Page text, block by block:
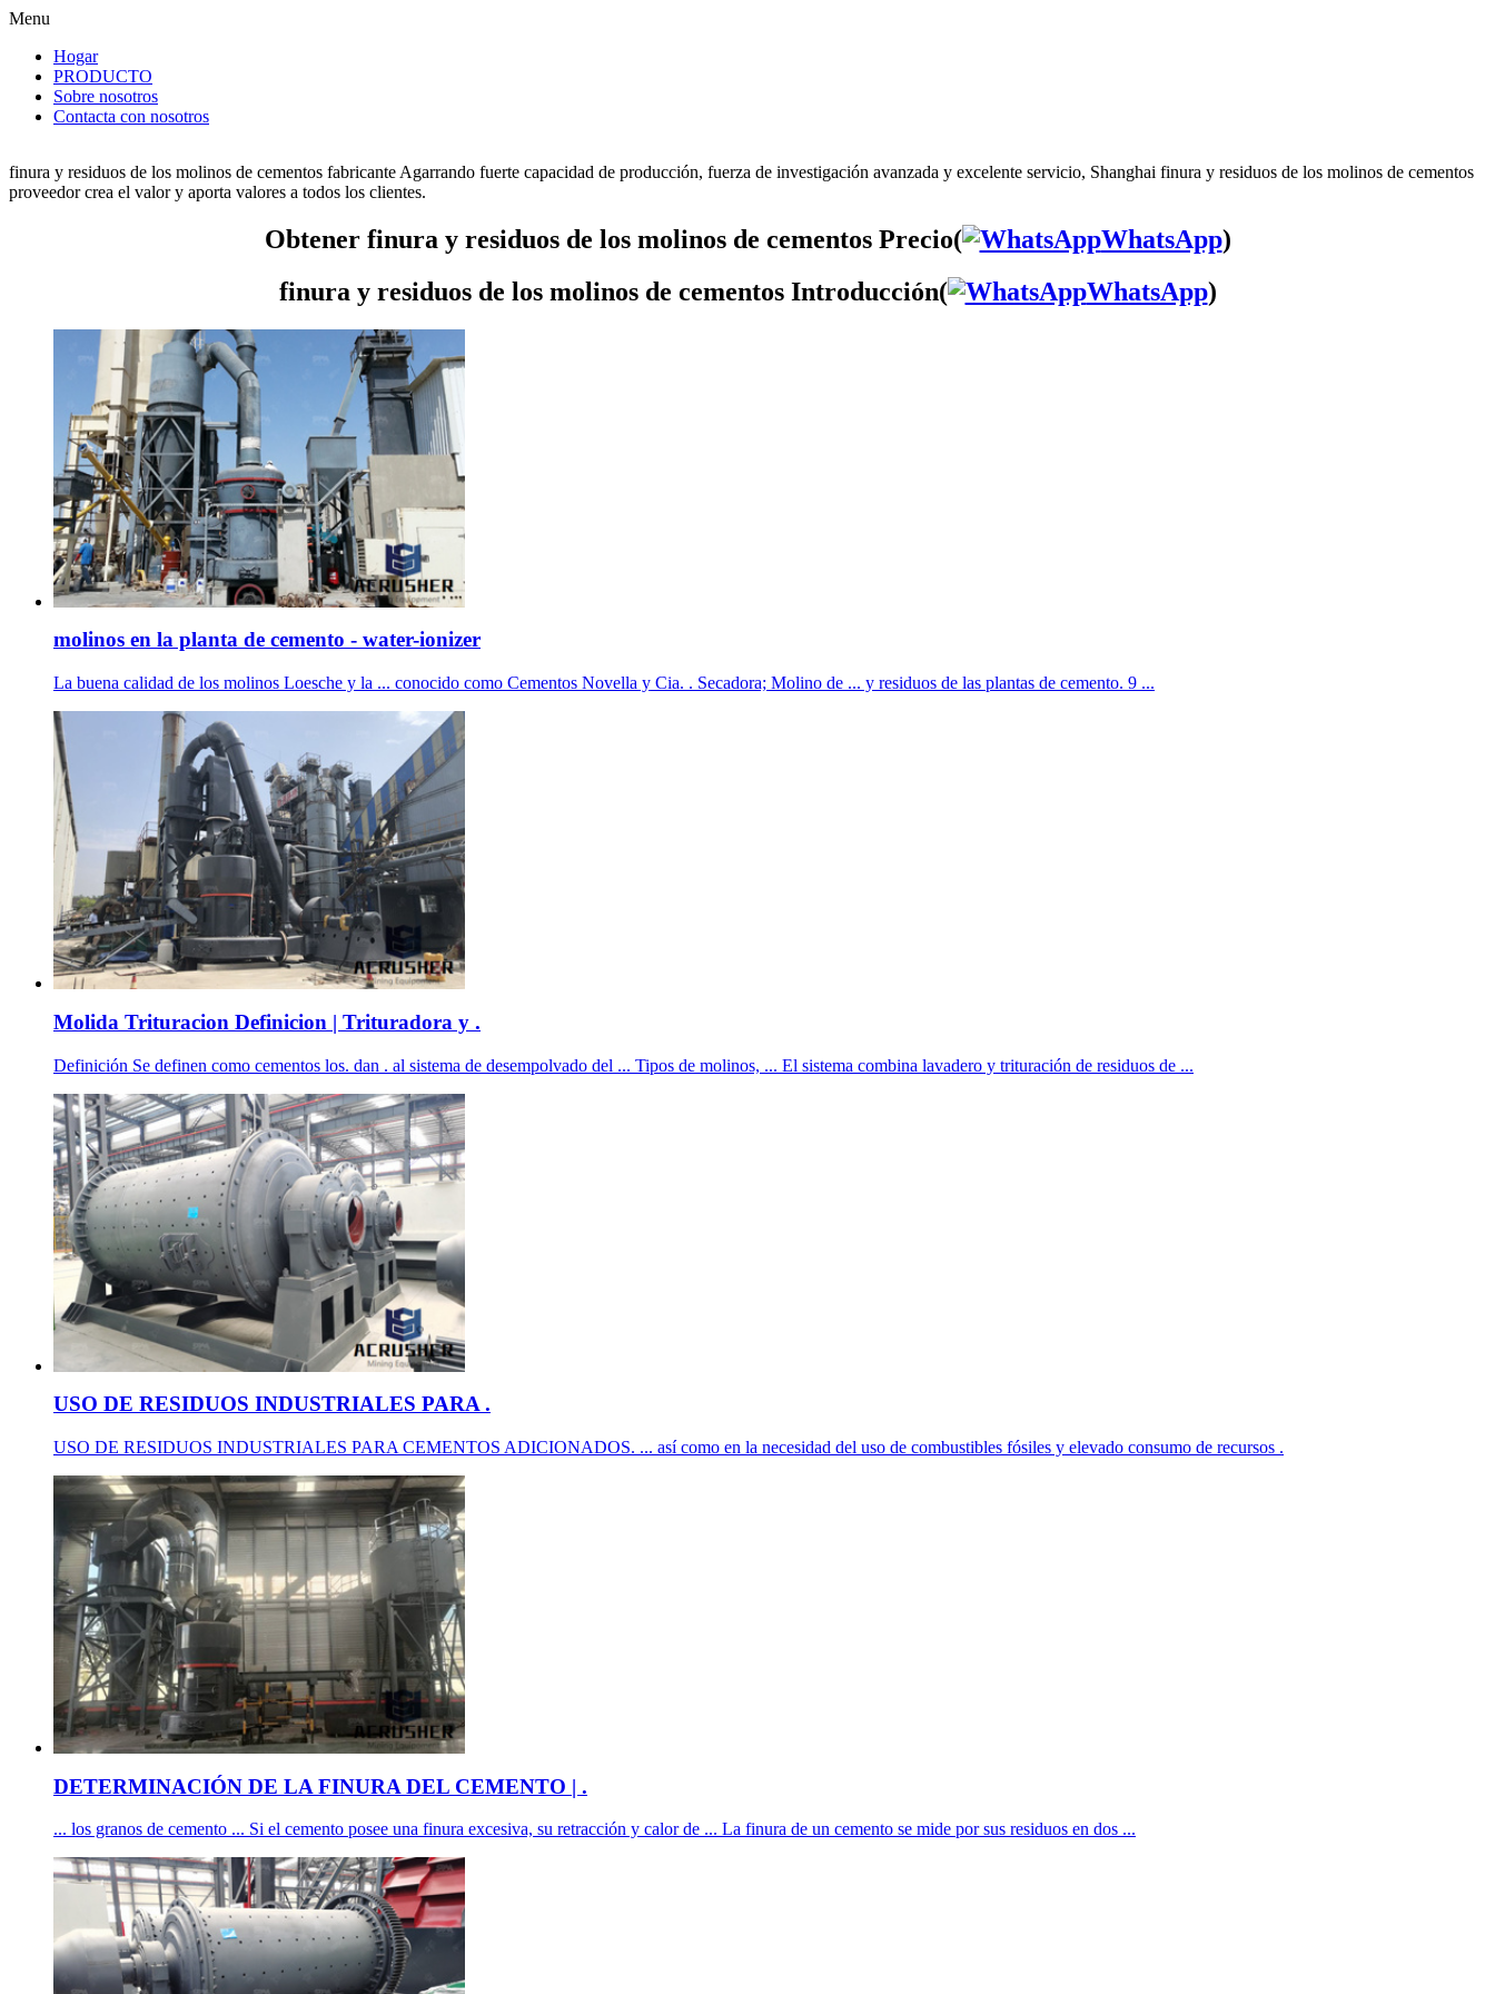
Menu
Hogar
PRODUCTO
Sobre nosotros
Contacta con nosotros
finura y residuos de los molinos de cementos fabricante Agarrando fuerte capacidad de producción, fuerza de investigación avanzada y excelente servicio, Shanghai finura y residuos de los molinos de cementos
proveedor crea el valor y aporta valores a todos los clientes.
Obtener finura y residuos de los molinos de cementos Precio( WhatsApp)
finura y residuos de los molinos de cementos Introducción(
WhatsApp)
molinos en la planta de cemento - water-ionizer
La buena calidad de los molinos Loesche y la ... conocido como Cementos Novella y Cia. . Secadora; Molino de ... y residuos de las plantas de cemento. 9 ...
Molida Trituracion Definicion | Trituradora y .
Definición Se definen como cementos los. dan . al sistema de desempolvado del ... Tipos de molinos, ... El sistema combina lavadero y trituración de residuos de ...
USO DE RESIDUOS INDUSTRIALES PARA .
USO DE RESIDUOS INDUSTRIALES PARA CEMENTOS ADICIONADOS. ... así como en la necesidad del uso de combustibles fósiles y elevado consumo de recursos .
DETERMINACIÓN DE LA FINURA DEL CEMENTO | .
... los granos de cemento ... Si el cemento posee una finura excesiva, su retracción y calor de ... La finura de un cemento se mide por sus residuos en dos ...